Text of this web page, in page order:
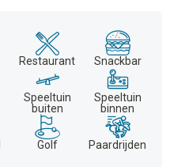
Restaurant Snackbar
Speeltuin
buiten
Speeltuin
binnen
Golf Paardrijden